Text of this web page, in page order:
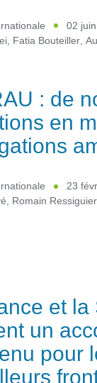
02
Fatia Bouteiller ,
: de
en
23
, Romain Ressiguier
et la
un
pour